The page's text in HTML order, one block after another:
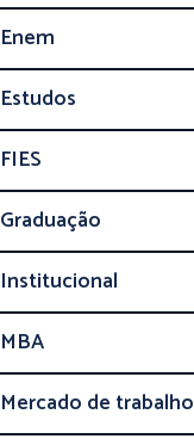
Enem
Estudos
FIES
Graduação
Institucional
MBA
Mercado de trabalho